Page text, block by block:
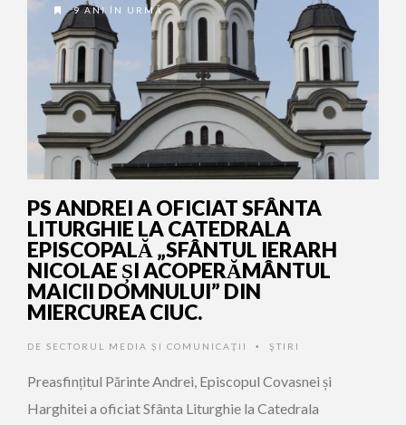
9 ANI ÎN URMĂ
PS ANDREI A OFICIAT SFÂNTA
LITURGHIE LA CATEDRALA
EPISCOPALĂ „SFÂNTUL IERARH
NICOLAE ȘI ACOPERĂMÂNTUL
MAICII DOMNULUI” DIN
MIERCUREA CIUC.
DE SECTORUL MEDIA ȘI COMUNICAȚII • ŞTIRI
Preasfințitul Părinte Andrei, Episcopul Covasnei și
Harghitei a oficiat Sfânta Liturghie la Catedrala